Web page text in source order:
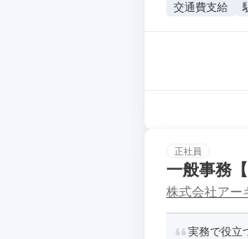
交通費支給
正社員
一般事務
株式会社アー
実務で役立